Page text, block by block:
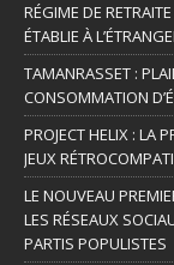
RÉGIME DE
ÉTABLIE À
TAMANRASSET :
CONSOMMATION
PROJECT HELIX : LA
JEUX
LE NOUVEAU
LES RÉSEAUX
PARTIS POPULISTES